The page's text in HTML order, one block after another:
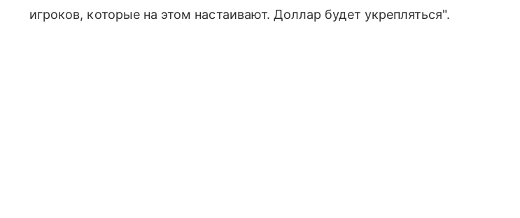
игроков, которые на этом настаивают. Доллар будет укрепляться".